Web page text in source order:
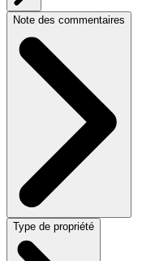
Note des commentaires
Type de propriété